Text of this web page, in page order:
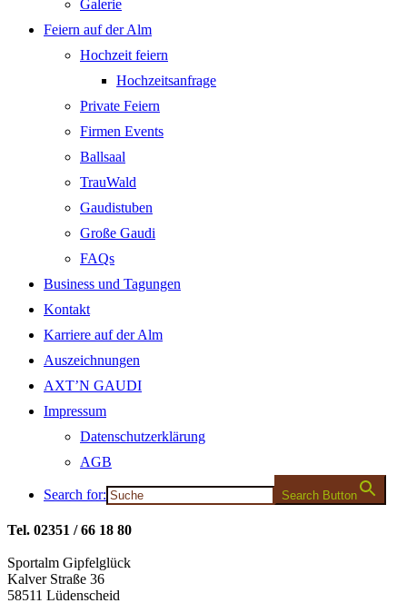
Galerie
Feiern auf der Alm
Hochzeit feiern
Hochzeitsanfrage
Private Feiern
Firmen Events
Ballsaal
TrauWald
Gaudistuben
Große Gaudi
FAQs
Business und Tagungen
Kontakt
Karriere auf der Alm
Auszeichnungen
AXT’N GAUDI
Impressum
Datenschutzerklärung
AGB
Search for: Search Button
Tel. 02351 / 66 18 80
Sportalm Gipfelglück
Kalver Straße 36
58511 Lüdenscheid